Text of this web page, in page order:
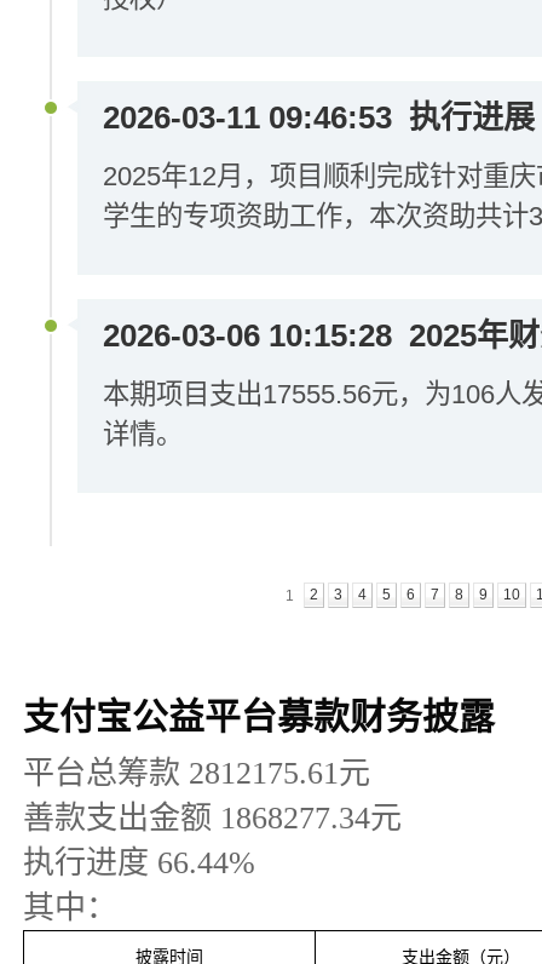
2026-03-11 09:46:53 执行进展
2025年12月，项目顺利完成针对重
学生的专项资助工作，本次资助共计
2026-03-06 10:15:28 2025年
本期项目支出17555.56元，为106人
详情。
1 2 3 4 5 6 7 8 9 10
支付宝公益平台募款财务披露
平台总筹款 2812175.61元
善款支出金额 1868277.34元
执行进度 66.44%
其中：
披露时间 支出金额（元）